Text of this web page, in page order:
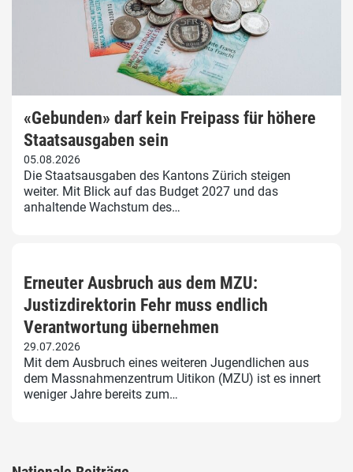
«Gebunden» darf kein Freipass für höhere
Staatsausgaben sein
05.08.2026
Die Staatsausgaben des Kantons Zürich steigen
weiter. Mit Blick auf das Budget 2027 und das
anhaltende Wachstum des…
Erneuter Ausbruch aus dem MZU:
Justizdirektorin Fehr muss endlich
Verantwortung übernehmen
29.07.2026
Mit dem Ausbruch eines weiteren Jugendlichen aus
dem Massnahmenzentrum Uitikon (MZU) ist es innert
weniger Jahre bereits zum…